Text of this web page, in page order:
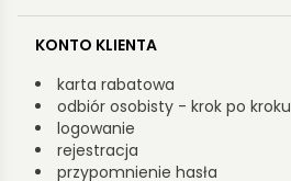
KONTO KLIENTA
karta rabatowa
odbiór osobisty - krok po kroku
logowanie
rejestracja
przypomnienie hasła